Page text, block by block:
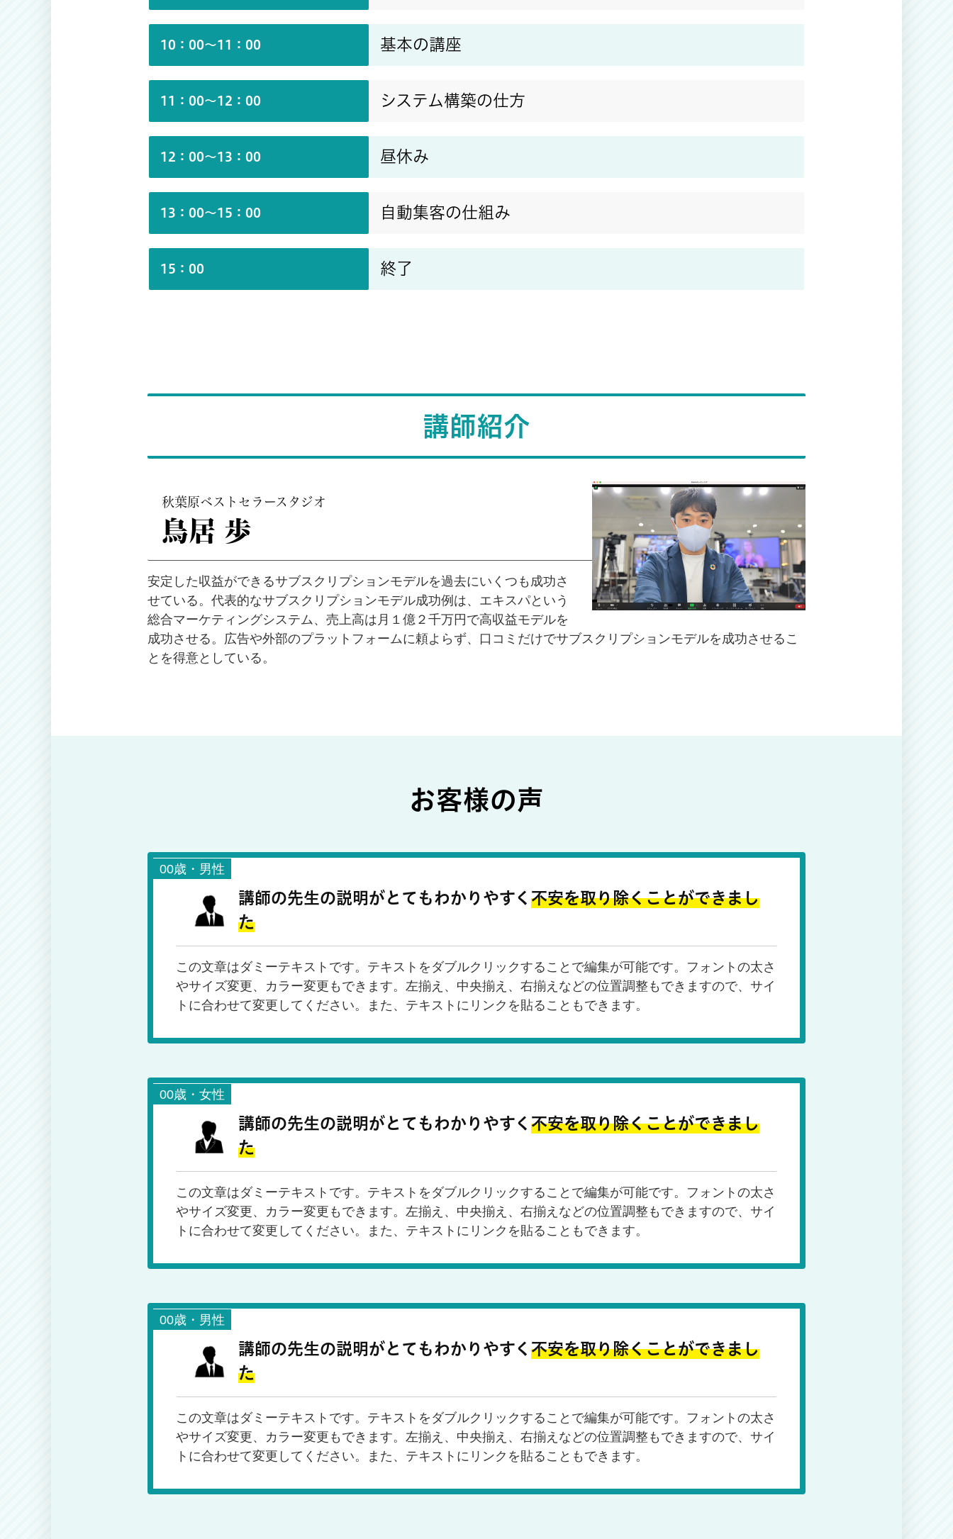
10：00～11：00 基本の講座
11：00～12：00 システム構築の仕方
12：00～13：00 昼休み
13：00～15：00 自動集客の仕組み
15：00 終了
講師紹介
秋葉原ベストセラースタジオ
鳥居 歩
安定した収益ができるサブスクリプションモデルを過去にいくつも成功さ
せている。代表的なサブスクリプションモデル成功例は、エキスパという
総合マーケティングシステム、売上高は月１億２千万円で高収益モデルを
成功させる。広告や外部のプラットフォームに頼よらず、口コミだけでサブスクリプションモデルを成功させるこ
とを得意としている。
お客様の声
00歳・男性
講師の先生の説明がとてもわかりやすく 不安を取り除くことができまし
た
この文章はダミーテキストです。テキストをダブルクリックすることで編集が可能です。フォントの太さ
やサイズ変更、カラー変更もできます。左揃え、中央揃え、右揃えなどの位置調整もできますので、サイ
トに合わせて変更してください。また、テキストにリンクを貼ることもできます。
00歳・女性
講師の先生の説明がとてもわかりやすく 不安を取り除くことができまし
た
この文章はダミーテキストです。テキストをダブルクリックすることで編集が可能です。フォントの太さ
やサイズ変更、カラー変更もできます。左揃え、中央揃え、右揃えなどの位置調整もできますので、サイ
トに合わせて変更してください。また、テキストにリンクを貼ることもできます。
00歳・男性
講師の先生の説明がとてもわかりやすく 不安を取り除くことができまし
た
この文章はダミーテキストです。テキストをダブルクリックすることで編集が可能です。フォントの太さ
やサイズ変更、カラー変更もできます。左揃え、中央揃え、右揃えなどの位置調整もできますので、サイ
トに合わせて変更してください。また、テキストにリンクを貼ることもできます。